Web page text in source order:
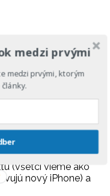
Marketwatch
používam obe?
čo Marketwatch
alebo bude konať
spoločnosti. Či
výsledkov,
(všetci vieme ako
nový iPhone) a
medzi prvými
medzi prvými, ktorým